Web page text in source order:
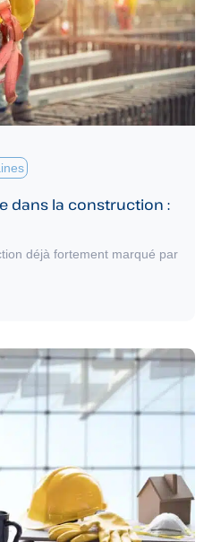
dans la construction :
déjà fortement marqué par